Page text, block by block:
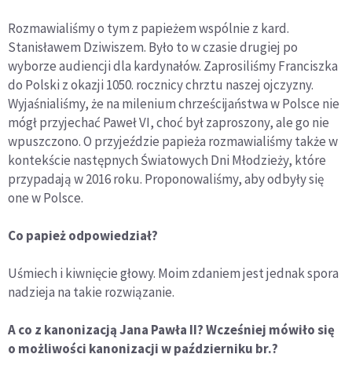
Rozmawialiśmy o tym z papieżem wspólnie z kard.
Stanisławem Dziwiszem. Było to w czasie drugiej po
wyborze audiencji dla kardynałów. Zaprosiliśmy Franciszka
do Polski z okazji 1050. rocznicy chrztu naszej ojczyzny.
Wyjaśnialiśmy, że na milenium chrześcijaństwa w Polsce nie
mógł przyjechać Paweł VI, choć był zaproszony, ale go nie
wpuszczono. O przyjeździe papieża rozmawialiśmy także w
kontekście następnych Światowych Dni Młodzieży, które
przypadają w 2016 roku. Proponowaliśmy, aby odbyły się
one w Polsce.
Co papież odpowiedział?
Uśmiech i kiwnięcie głowy. Moim zdaniem jest jednak spora
nadzieja na takie rozwiązanie.
A co z kanonizacją Jana Pawła II? Wcześniej mówiło się
o możliwości kanonizacji w październiku br.?